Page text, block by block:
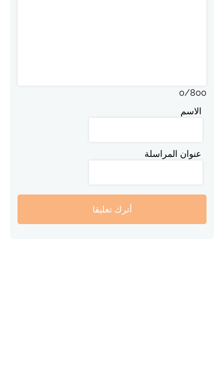
0/800
الاسم
عنوان المراسلة
أترك تعليقا